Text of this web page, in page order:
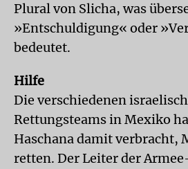
Plural von Slicha, was
»Entschuldigung« oder
bedeutet.
Hilfe
Die verschiedenen
Rettungsteams in Mexiko
Haschana damit verbracht,
retten. Der Leiter der